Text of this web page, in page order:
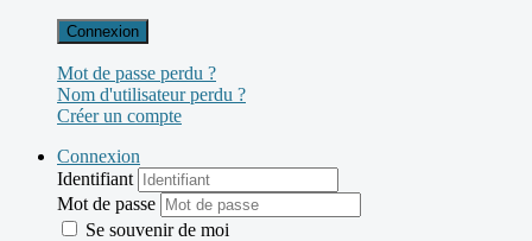
Connexion
Mot de passe perdu ?
Nom d'utilisateur perdu ?
Créer un compte
Connexion
Identifiant
Mot de passe
Se souvenir de moi